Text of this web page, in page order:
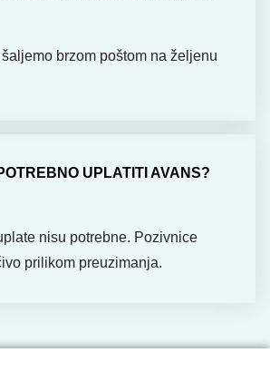
brzom poštom na željenu
UPLATITI AVANS?
nisu potrebne. Pozivnice
prilikom preuzimanja.